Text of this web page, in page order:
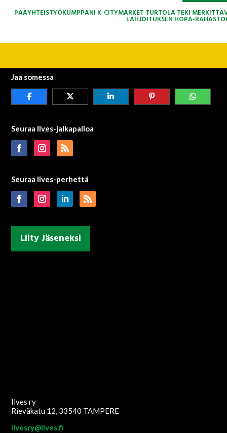
PÄÄYHTEISTYÖKUMPPANI K-CITYMARKET TURTOLA TEKI
LAHJOITUKSEN HOPA-
Jaa somessa
Seuraa Ilves-jalkapalloa
Seuraa Ilves-perhettä
Liity Jäseneksi
Ilves ry
Rieväkatu 12, 33540 TAMPERE
ilvesry@ilves.fi